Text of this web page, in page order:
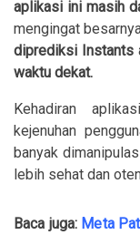
aplikasi ini masih
mengingat
diprediksi Instants
waktu dekat.
Kehadiran
kejenuhan
banyak
lebih sehat dan
Baca juga: Meta